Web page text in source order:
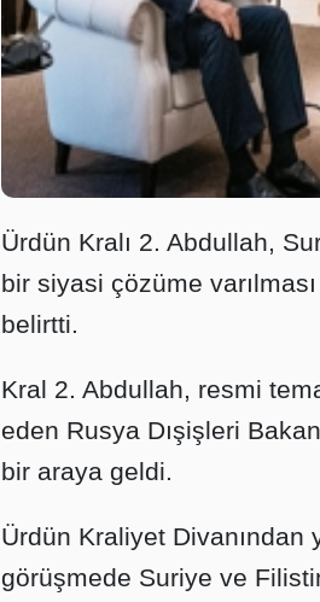
Ürdün Kralı 2. Abdullah,
bir siyasi çözüme
belirtti.
Kral 2. Abdullah, resmi
eden Rusya Dışişleri
bir araya geldi.
Ürdün Kraliyet Divanından
görüşmede Suriye ve